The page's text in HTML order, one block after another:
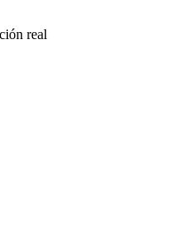
real